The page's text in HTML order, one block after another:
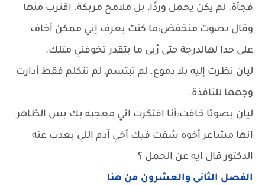
فجأة. لم يكن يحمل وردًا، بل ملامح مربكة. اقترب منها
وقال بصوت منخفض:ما كنت بعرف إني ممكن أخاف
على حدا لهالدرجة حتى رُبى ما بتقدر تخوفني متلك.
ليان نظرت إليه بلا دموع. لم تبتسم، لم تتكلم فقط أدارت
وجهها للنافذة.
ليان بصوتا خافت:أنا افتكرت اني معجبه بك بس الظاهر
انها مشاعر أخوه شفت فيك أخي آدم اللي بعدت عنه
الدكتور قال ايه عن الحمل ؟
الفصل الثانى والعشرون من هنا